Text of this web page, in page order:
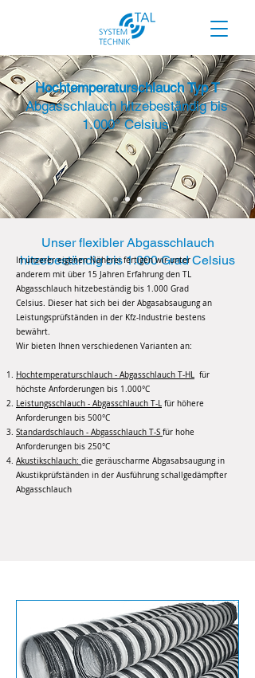
Hochtemperaturschlauch Typ T
Abgasschlauch hitzebeständig bis
1.000°Celsius
Unser flexibler Abgasschlauch
hitzebeständig bis 1.000 Grad Celsius
In unserer eigenen Näherei fertigenwir unter
anderem mit über 15 Jahren Erfahrungden TL
Abgasschlauch hitzebeständigbis 1.000 Grad
Celsius. Dieser hat sich bei der Abgasabsaugungan
Leistungsprüfständen in der Kfz-Industrie bestens
bewährt.
Wir bieten Ihnen verschiedenen Varianten an:
Hochtemperaturschlauch - Abgasschlauch T-HL für
höchste Anforderungen bis 1.000°C
Leistungsschlauch - Abgasschlauch T-L für höhere
Anforderungen bis 500°C
Standardschlauch - Abgasschlauch T-S für hohe
Anforderungen bis 250°C
Akustikschlauch: die geräuscharme Abgasabsaugung in
Akustikprüfständen in der Ausführung schallgedämpfter
Abgasschlauch